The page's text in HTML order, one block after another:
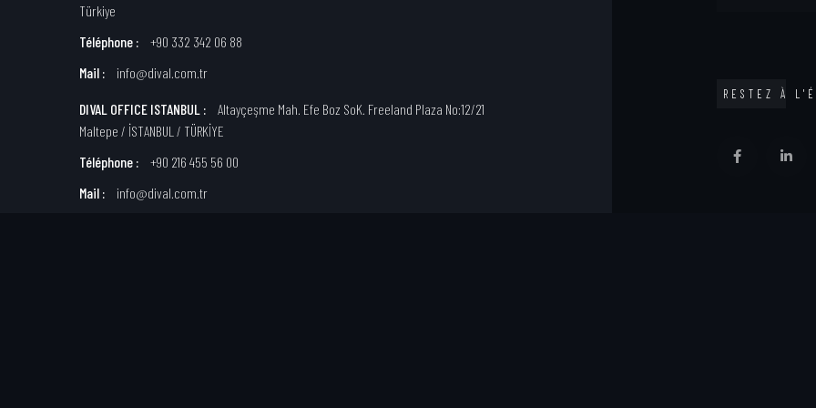
Türkiye
Téléphone :
+90 332 342 06 88
Mail :
info@dival.com.tr
DIVAL OFFICE ISTANBUL :
Altayçeşme Mah. Efe Boz SoK. Freeland Plaza No:12/21
Maltepe / İSTANBUL / TÜRKİYE
Téléphone :
+90 216 455 56 00
Mail :
info@dival.com.tr
RESTEZ À